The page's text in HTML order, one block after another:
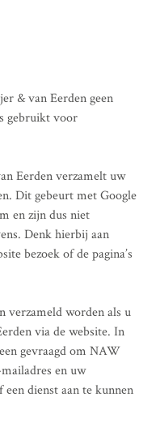
& van Eerden geen
gebruikt voor
Eerden verzamelt uw
Dit gebeurt met Google
en zijn dus niet
Denk hierbij aan
bezoek of de pagina’s
verzameld worden als u
via de website. In
gevraagd om NAW
en uw
dienst aan te kunnen